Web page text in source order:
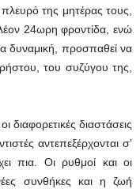
της μητέρας τους,
24ωρη φροντίδα, ενώ
δυναμική, προσπαθεί να
του συζύγου της,
διαφορετικές διαστάσεις
αντεπεξέρχονται σ’
πια. Οι ρυθμοί και οι
συνθήκες και η ζωή